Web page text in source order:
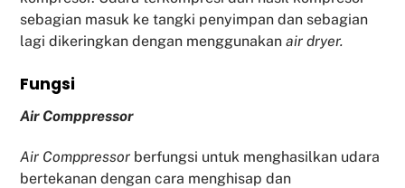
sebagian masuk ke tangki penyimpan dan sebagian
lagi dikeringkan dengan menggunakan air dryer.
Fungsi
Air Comppressor
Air Comppressor berfungsi untuk menghasilkan udara
bertekanan dengan cara menghisap dan